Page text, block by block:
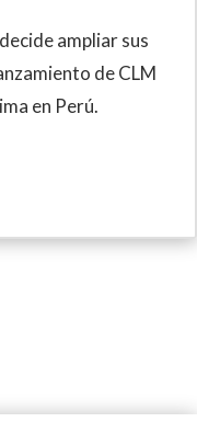
ampliar sus
de CLM
en Perú.